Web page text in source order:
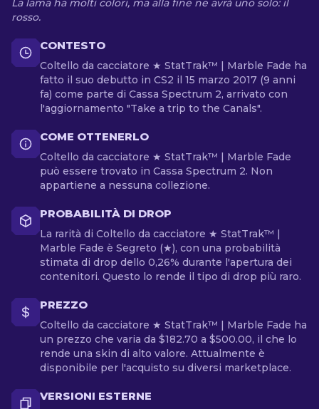
La lama ha molti colori, ma alla fine ne avrà uno solo: il
rosso.
CONTESTO
Coltello da cacciatore ★ StatTrak™ | Marble Fade ha
fatto il suo debutto in CS2 il 15 marzo 2017 (9 anni
fa) come parte di Cassa Spectrum 2, arrivato con
l'aggiornamento "Take a trip to the Canals".
COME OTTENERLO
Coltello da cacciatore ★ StatTrak™ | Marble Fade
può essere trovato in Cassa Spectrum 2. Non
appartiene a nessuna collezione.
PROBABILITÀ DI DROP
La rarità di Coltello da cacciatore ★ StatTrak™ |
Marble Fade è Segreto (★), con una probabilità
stimata di drop dello 0,26% durante l'apertura dei
contenitori. Questo lo rende il tipo di drop più raro.
PREZZO
Coltello da cacciatore ★ StatTrak™ | Marble Fade ha
un prezzo che varia da $182.70 a $500.00, il che lo
rende una skin di alto valore. Attualmente è
disponibile per l'acquisto su diversi marketplace.
VERSIONI ESTERNE